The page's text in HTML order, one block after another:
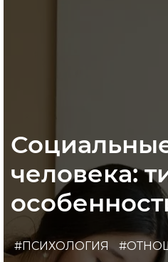
человека:
#ПСИХОЛОГИЯ